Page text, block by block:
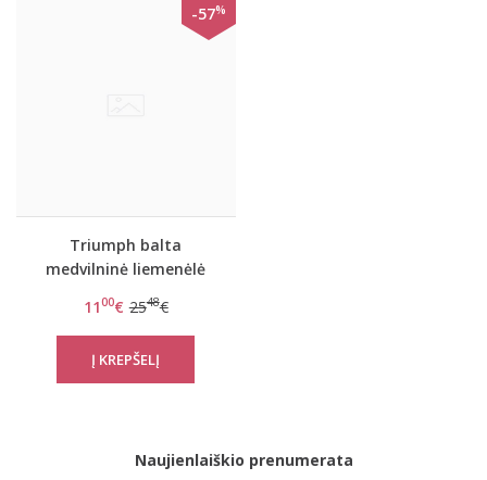
-57%
Triumph balta
medvilninė liemenėlė
1100€ 2548€
Naujienlaiškio prenumerata